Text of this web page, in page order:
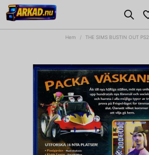
Hem THE SIMS BUSTIN OUT PS2